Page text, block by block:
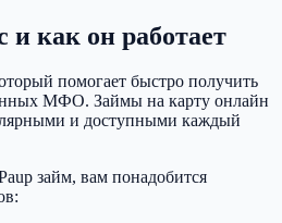
и как он работает
помогает быстро получить
МФО. Займы на карту онлайн
и доступными каждый
займ, вам понадобится